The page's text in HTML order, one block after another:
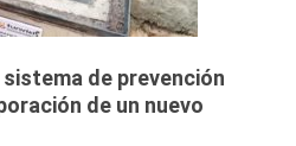
de prevención
de un nuevo